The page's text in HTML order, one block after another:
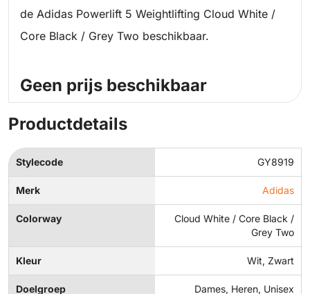
de Adidas Powerlift 5 Weightlifting Cloud White /
Core Black / Grey Two beschikbaar.
Geen prijs beschikbaar
Productdetails
Stylecode GY8919
Merk Adidas
Colorway
Cloud White / Core Black /
Grey Two
Kleur Wit, Zwart
Doelgroep Dames, Heren, Unisex